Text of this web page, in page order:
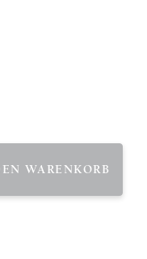
WARENKORB